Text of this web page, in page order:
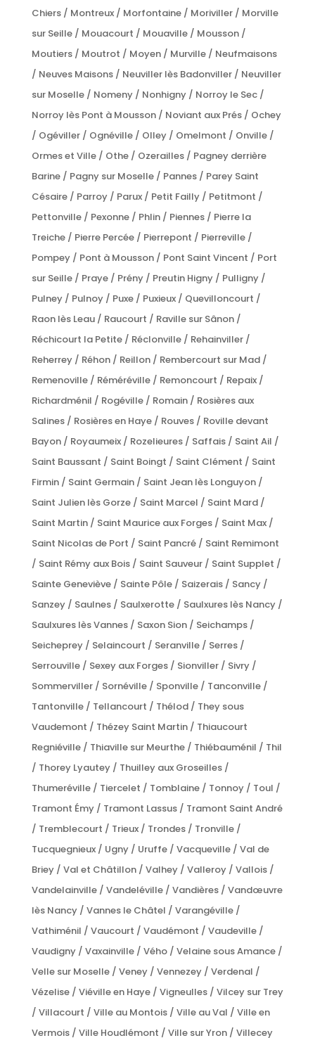
Chiers / Montreux / Morfontaine / Moriviller / Morville
sur Seille / Mouacourt / Mouaville / Mousson /
Moutiers / Moutrot / Moyen / Murville / Neufmaisons
/ Neuves Maisons / Neuviller lès Badonviller / Neuviller
sur Moselle / Nomeny / Nonhigny / Norroy le Sec /
Norroy lès Pont à Mousson / Noviant aux Prés / Ochey
/ Ogéviller / Ognéville / Olley / Omelmont / Onville /
Ormes et Ville / Othe / Ozerailles / Pagney derrière
Barine / Pagny sur Moselle / Pannes / Parey Saint
Césaire / Parroy / Parux / Petit Failly / Petitmont /
Pettonville / Pexonne / Phlin / Piennes / Pierre la
Treiche / Pierre Percée / Pierrepont / Pierreville /
Pompey / Pont à Mousson / Pont Saint Vincent / Port
sur Seille / Praye / Prény / Preutin Higny / Pulligny /
Pulney / Pulnoy / Puxe / Puxieux / Quevilloncourt /
Raon lès Leau / Raucourt / Raville sur Sânon /
Réchicourt la Petite / Réclonville / Rehainviller /
Reherrey / Réhon / Reillon / Rembercourt sur Mad /
Remenoville / Réméréville / Remoncourt / Repaix /
Richardménil / Rogéville / Romain / Rosières aux
Salines / Rosières en Haye / Rouves / Roville devant
Bayon / Royaumeix / Rozelieures / Saffais / Saint Ail /
Saint Baussant / Saint Boingt / Saint Clément / Saint
Firmin / Saint Germain / Saint Jean lès Longuyon /
Saint Julien lès Gorze / Saint Marcel / Saint Mard /
Saint Martin / Saint Maurice aux Forges / Saint Max /
Saint Nicolas de Port / Saint Pancré / Saint Remimont
/ Saint Rémy aux Bois / Saint Sauveur / Saint Supplet /
Sainte Geneviève / Sainte Pôle / Saizerais / Sancy /
Sanzey / Saulnes / Saulxerotte / Saulxures lès Nancy /
Saulxures lès Vannes / Saxon Sion / Seichamps /
Seicheprey / Selaincourt / Seranville / Serres /
Serrouville / Sexey aux Forges / Sionviller / Sivry /
Sommerviller / Sornéville / Sponville / Tanconville /
Tantonville / Tellancourt / Thélod / They sous
Vaudemont / Thézey Saint Martin / Thiaucourt
Regniéville / Thiaville sur Meurthe / Thiébauménil / Thil
/ Thorey Lyautey / Thuilley aux Groseilles /
Thumeréville / Tiercelet / Tomblaine / Tonnoy / Toul /
Tramont Émy / Tramont Lassus / Tramont Saint André
/ Tremblecourt / Trieux / Trondes / Tronville /
Tucquegnieux / Ugny / Uruffe / Vacqueville / Val de
Briey / Val et Châtillon / Valhey / Valleroy / Vallois /
Vandelainville / Vandeléville / Vandières / Vandœuvre
lès Nancy / Vannes le Châtel / Varangéville /
Vathiménil / Vaucourt / Vaudémont / Vaudeville /
Vaudigny / Vaxainville / Vého / Velaine sous Amance /
Velle sur Moselle / Veney / Vennezey / Verdenal /
Vézelise / Viéville en Haye / Vigneulles / Vilcey sur Trey
/ Villacourt / Ville au Montois / Ville au Val / Ville en
Vermois / Ville Houdlémont / Ville sur Yron / Villecey